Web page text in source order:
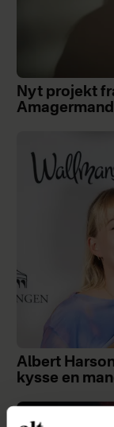
Nyt projekt
Albert
kysse en